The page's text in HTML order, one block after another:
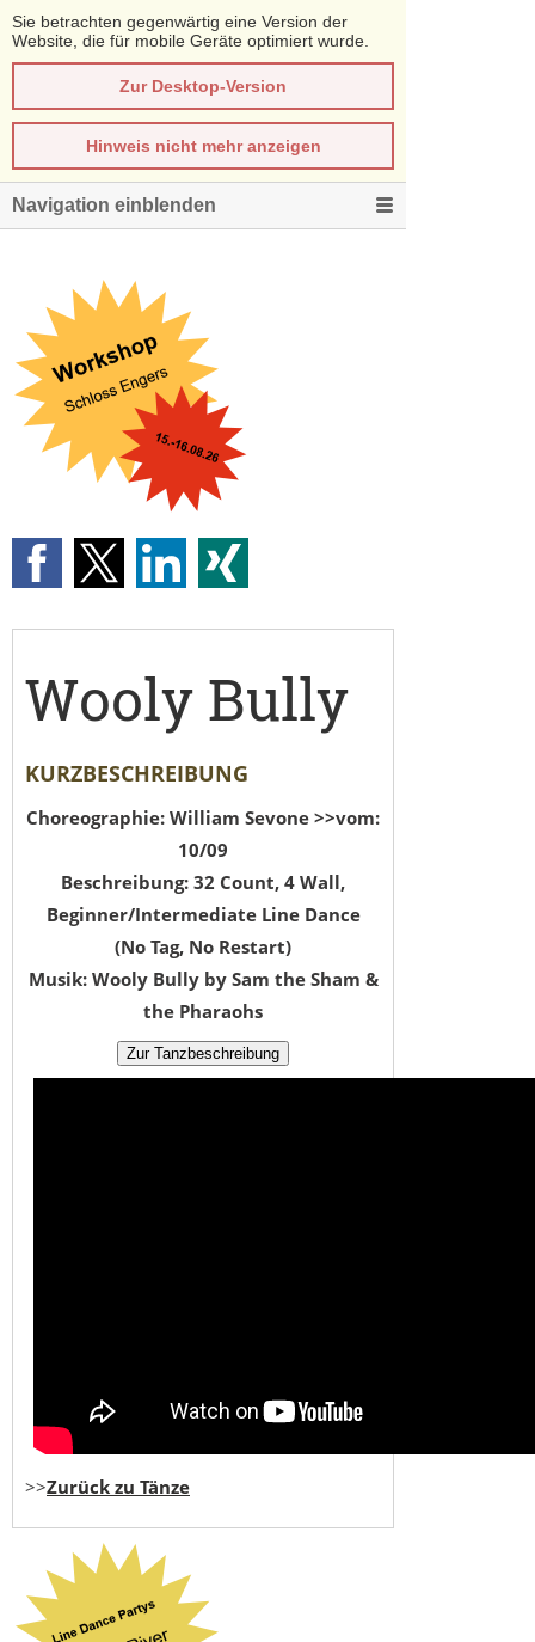
Sie betrachten gegenwärtig eine Version der
Website, die für mobile Geräte optimiert wurde.
Zur Desktop-Version
Hinweis nicht mehr anzeigen
Navigation einblenden
Wooly Bully
KURZBESCHREIBUNG
Choreographie: William Sevone >>vom:
10/09
Beschreibung: 32 Count, 4 Wall,
Beginner/Intermediate Line Dance
(No Tag, No Restart)
Musik: Wooly Bully by Sam the Sham &
the Pharaohs
>>Zurück zu Tänze